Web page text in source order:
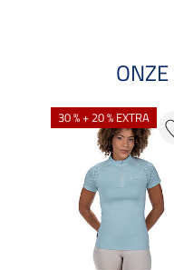
ONZE
30 % + 20 % EXTRA